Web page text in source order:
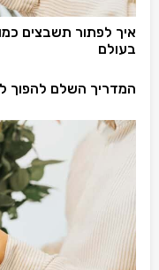
איך לפתור תשבצים
בעולם
המדריך השלם להפוך